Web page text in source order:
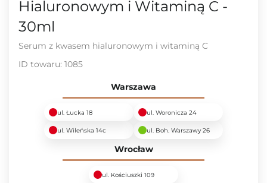
Hialuronowym i Witaminą C -
30ml
Serum z kwasem hialuronowym i witaminą C
ID towaru: 1085
Warszawa
ul. Łucka 18 ul. Woronicza 24
ul. Wileńska 14c ul. Boh. Warszawy 26
Wrocław
ul. Kościuszki 109